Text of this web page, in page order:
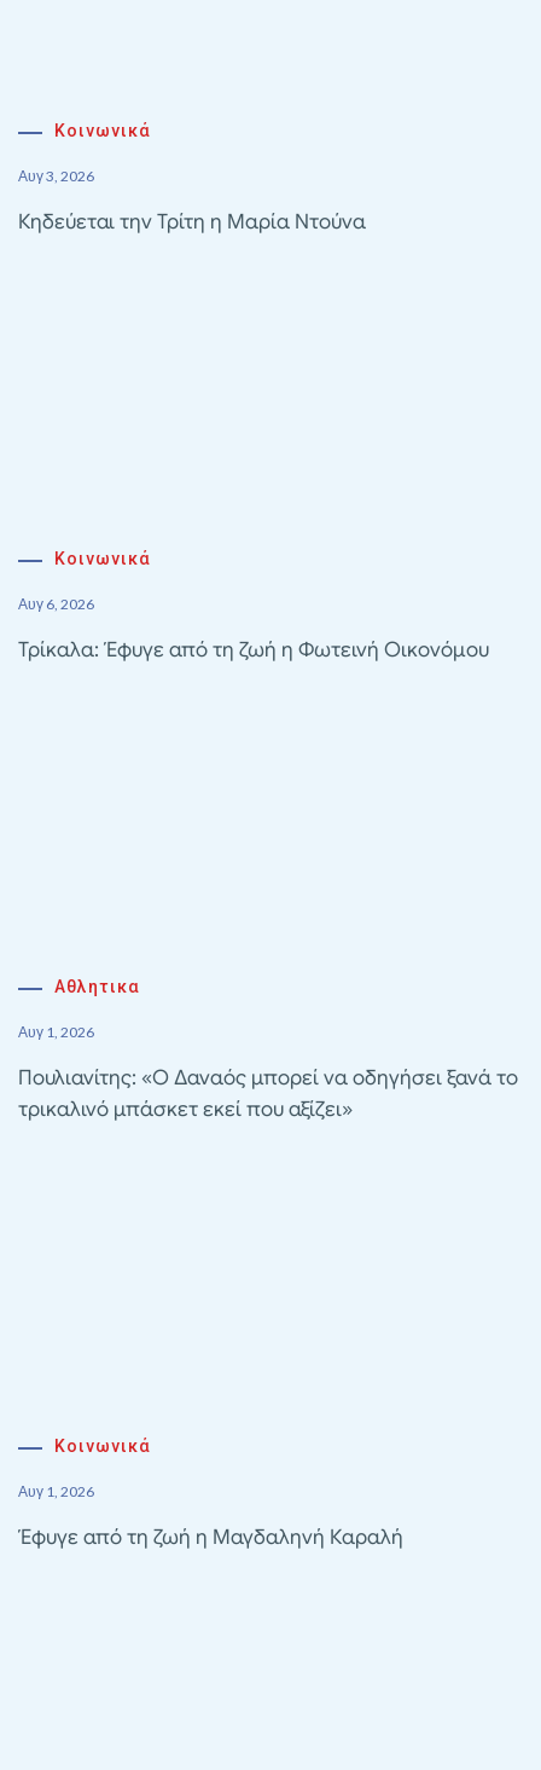
Κοινωνικά
Αυγ 3, 2026
Κηδεύεται την Τρίτη η Μαρία Ντούνα
Κοινωνικά
Αυγ 6, 2026
Τρίκαλα: Έφυγε από τη ζωή η Φωτεινή Οικονόμου
Αθλητικα
Αυγ 1, 2026
Πουλιανίτης: «Ο Δαναός μπορεί να οδηγήσει ξανά το
τρικαλινό μπάσκετ εκεί που αξίζει»
Κοινωνικά
Αυγ 1, 2026
Έφυγε από τη ζωή η Μαγδαληνή Καραλή